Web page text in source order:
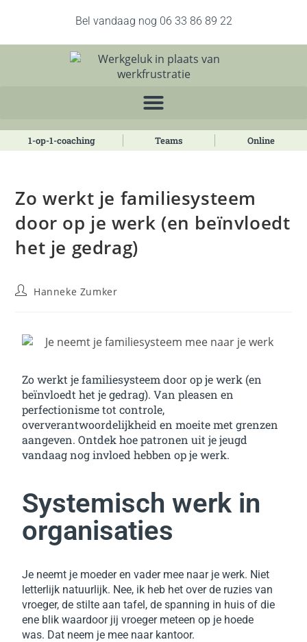
Bel vandaag nog 06 33 86 89 22
1-op-1-coaching Teams Online
Zo werkt je familiesysteem
door op je werk (en beïnvloedt
het je gedrag)
Hanneke Zumker
Zo werkt je familiesysteem door op je werk (en
beïnvloedt het je gedrag). Van pleasen en
perfectionisme tot controle,
oververantwoordelijkheid en moeite met grenzen
aangeven. Ontdek hoe patronen uit je jeugd
vandaag nog invloed hebben op je werk.
Systemisch werk in
organisaties
Je neemt je moeder en vader mee naar je werk. Niet
letterlijk natuurlijk. Nee, ik heb het over de ruzies van
vroeger, de stilte aan tafel, de spanning in huis of die
ene blik waardoor jij vroeger meteen op je hoede
was. Dat neem je mee naar kantoor.